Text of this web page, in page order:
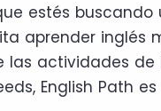
estés buscando
aprender inglés
las actividades de
English Path